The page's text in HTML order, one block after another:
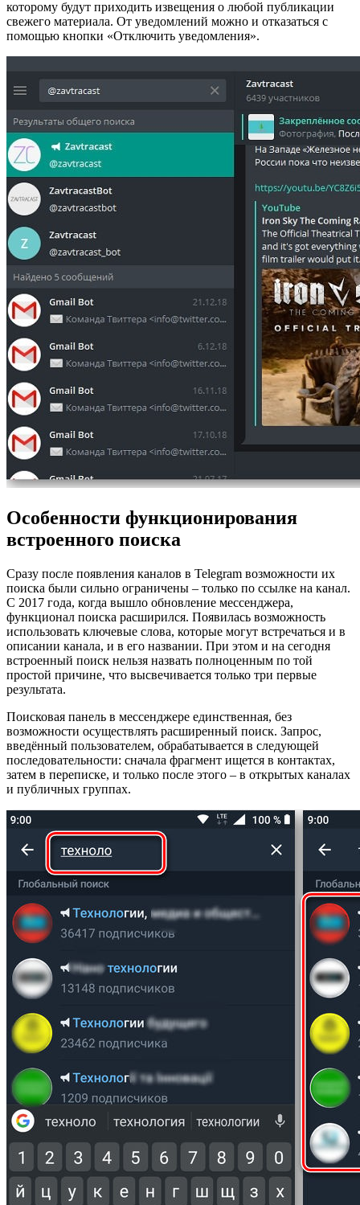
которому будут приходить извещения о любой публикации
свежего материала. От уведомлений можно и отказаться с
помощью кнопки «Отключить уведомления».
Особенности функционирования
встроенного поиска
Сразу после появления каналов в Telegram возможности их
поиска были сильно ограничены – только по ссылке на канал.
С 2017 года, когда вышло обновление мессенджера,
функционал поиска расширился. Появилась возможность
использовать ключевые слова, которые могут встречаться и в
описании канала, и в его названии. При этом и на сегодня
встроенный поиск нельзя назвать полноценным по той
простой причине, что высвечивается только три первые
результата.
Поисковая панель в мессенджере единственная, без
возможности осуществлять расширенный поиск. Запрос,
введённый пользователем, обрабатывается в следующей
последовательности: сначала фрагмент ищется в контактах,
затем в переписке, и только после этого – в открытых каналах
и публичных группах.